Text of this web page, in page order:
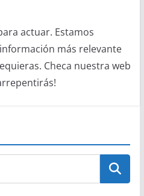
actuar. Estamos
más relevante
Checa nuestra web